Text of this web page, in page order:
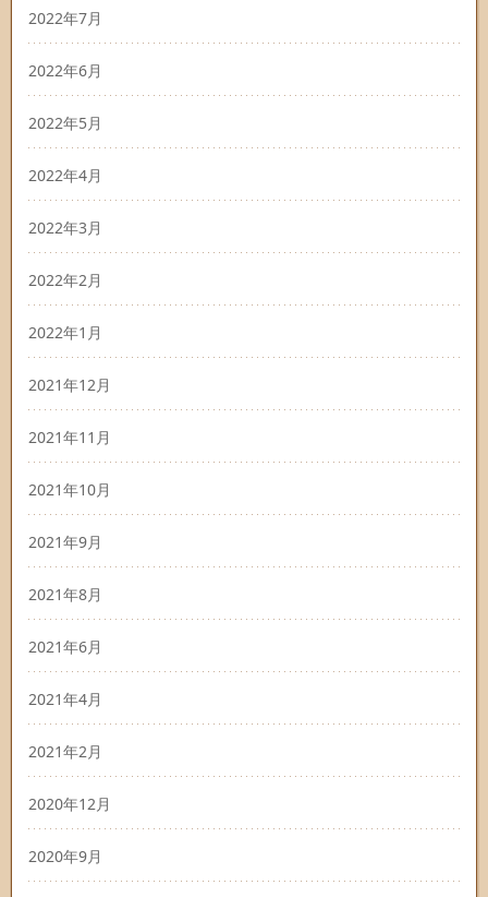
2022年7月
2022年6月
2022年5月
2022年4月
2022年3月
2022年2月
2022年1月
2021年12月
2021年11月
2021年10月
2021年9月
2021年8月
2021年6月
2021年4月
2021年2月
2020年12月
2020年9月